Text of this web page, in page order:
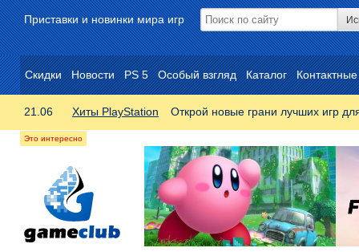
Приставки и новинки мира игр
Скидки Новости PS 5 Особый взгляд Каталог
21.06 Хиты PlayStation Открой новые грани лучших игр